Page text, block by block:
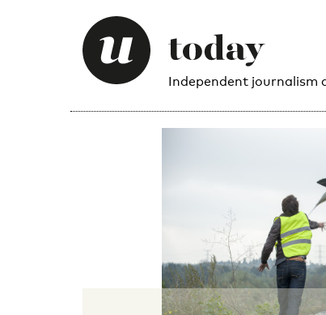
Independent journalism